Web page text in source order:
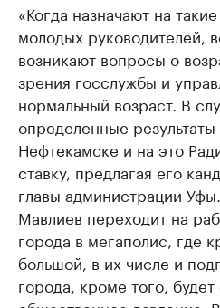
«Когда назначают на
молодых руководителей,
возникают вопросы о
зрения госслужбы и
нормальный возраст. В
определенные
Нефтекамске и на это
ставку, предлагая его
главы администрации
Мавлиев переходит на
города в мегаполис, где
большой, в их числе и
города, кроме того, будет